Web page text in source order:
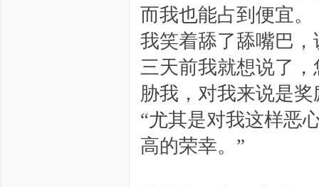
而我也能占到便宜。
我笑着舔了舔嘴巴
三天前我就想说了
胁我，对我来说是
“尤其是对我这样恶
高的荣幸。”